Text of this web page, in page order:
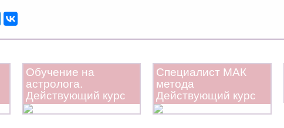
Обучение на
астролога.
Действующий курс
Специалист МАК
метода
Действующий курс